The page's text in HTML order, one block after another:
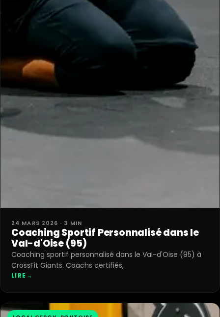
24 MARS 2026 · 3 MIN
Coaching Sportif Personnalisé dans le
Val-d'Oise (95)
Coaching sportif personnalisé dans le Val-d'Oise (95) à
CrossFit Giants. Coachs certifiés,
LIRE →